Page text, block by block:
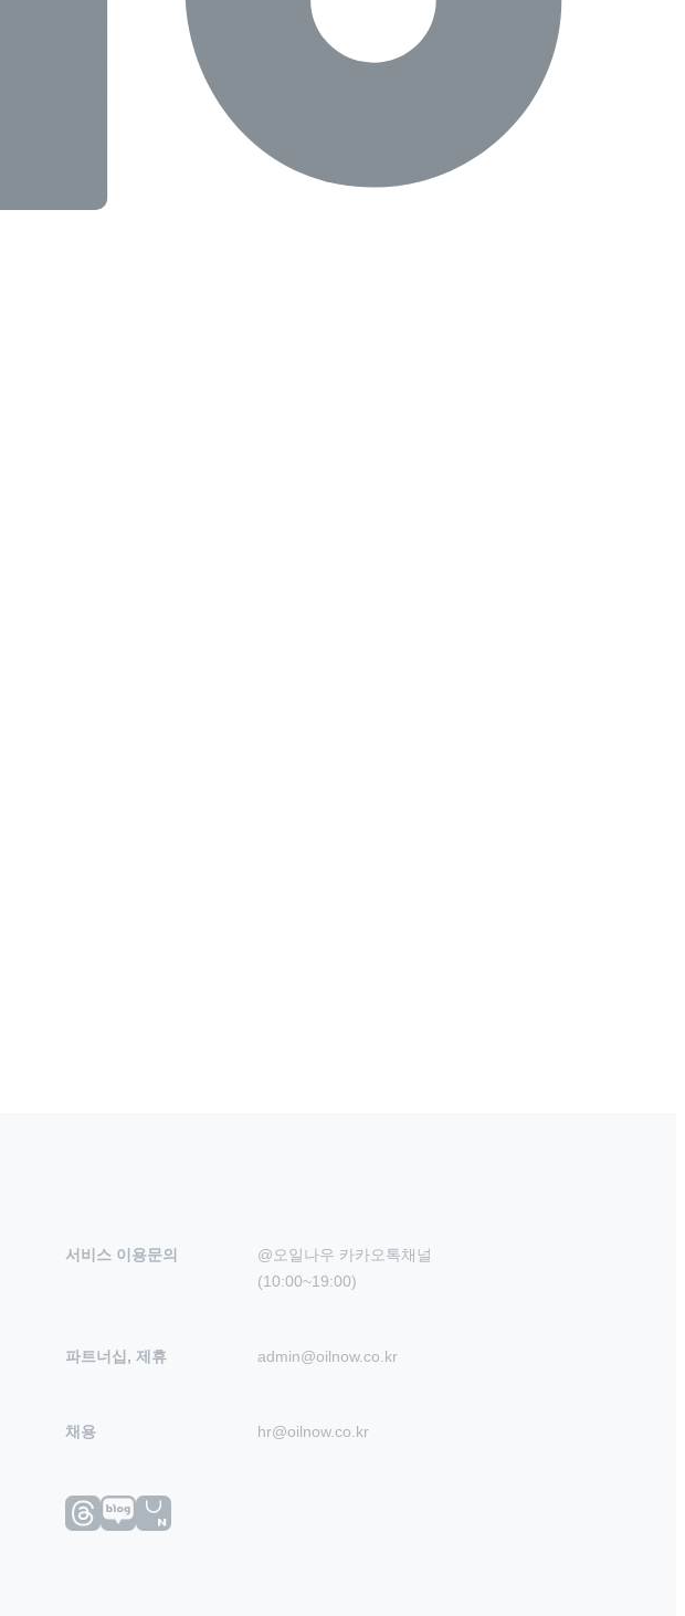
서비스 이용문의
@오일나우 카카오톡채널
(10:00~19:00)
파트너십, 제휴 admin@oilnow.co.kr
채용 hr@oilnow.co.kr